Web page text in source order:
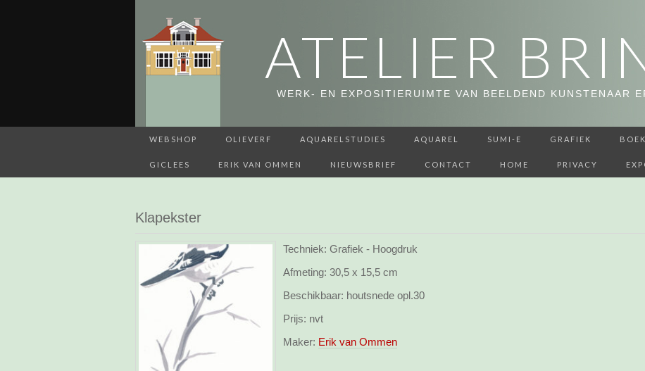
ATELIER
WERK- EN EXPOSITIERUIMTE VAN BEELDEND KUNSTENAAR
WEBSHOP OLIEVERF AQUARELSTUDIES AQUAREL SUMI-E GRAFIEK
GICLEES ERIK VAN OMMEN NIEUWSBRIEF CONTACT HOME PRIVACY
Klapekster
Techniek: Grafiek - Hoogdruk
Afmeting: 30,5 x 15,5 cm
Beschikbaar: houtsnede opl.30
Prijs: nvt
Maker: Erik van Ommen